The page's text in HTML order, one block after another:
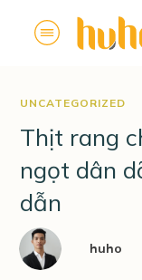
UNCATEGORIZED
Thịt rang
ngọt dân
dẫn
huho